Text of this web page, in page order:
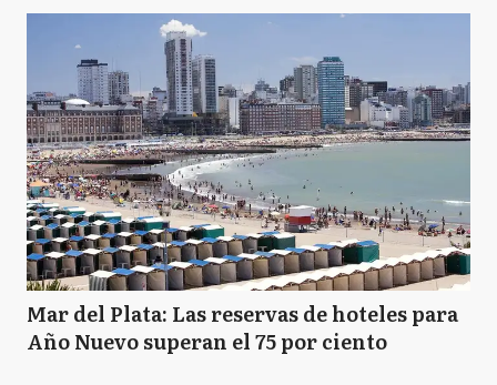
Mar del Plata: Las reservas de hoteles para
Año Nuevo superan el 75 por ciento